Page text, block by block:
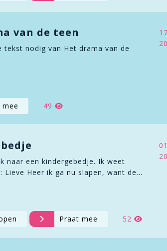
van de teen
tekst nodig van Het drama van de
mee 49
naar een kindergebedje. Ik weet
Lieve Heer ik ga nu slapen, want de…
Praat mee 52